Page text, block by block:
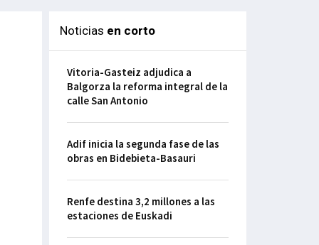
Noticias en corto
Vitoria-Gasteiz adjudica a
Balgorza la reforma integral de la
calle San Antonio
Adif inicia la segunda fase de las
obras en Bidebieta-Basauri
Renfe destina 3,2 millones a las
estaciones de Euskadi